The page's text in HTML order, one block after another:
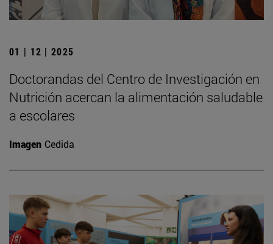
01 | 12 | 2025
Doctorandas del Centro de Investigación en
Nutrición acercan la alimentación saludable
a escolares
Imagen Cedida